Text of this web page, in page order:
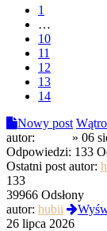
1
…
10
11
12
13
14
Nowy post
autor:
» 06
Odpowiedzi: 133
Ostatni post autor:
133
39966 Odsłony
autor: hubii
26 lipca 2026